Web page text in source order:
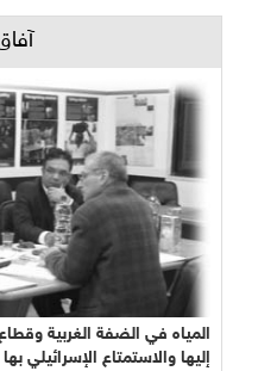
المياه في الضفة الغربية
إليها والاستمتاع الإسرائيلي بها